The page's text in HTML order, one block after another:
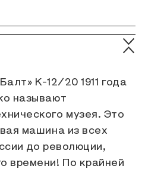
К-12/20 1911 года
называют
музея. Это
машина из всех
до революции,
времени! По крайней